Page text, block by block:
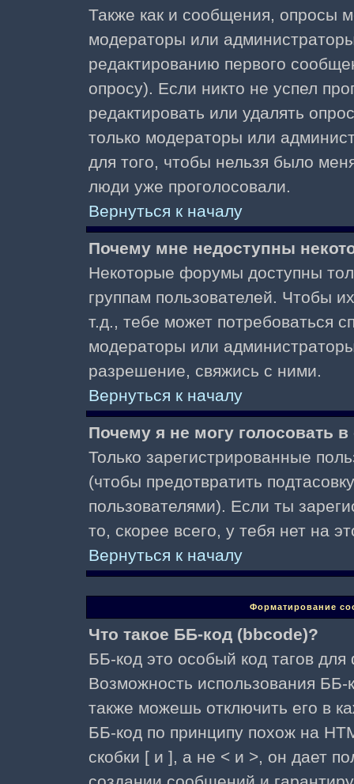
Также как и сообщения, опросы
модераторы или
редактированию первого
опросу). Если никто не успел
редактировать или удалять
только модераторы или
для того, чтобы нельзя было
люди уже проголосовали.
Вернуться к началу
Почему мне недоступны
Некоторые форумы доступны
группам пользователей. Чтобы
т.д., тебе может потребоваться
модераторы или
разрешение, свяжись с ними.
Вернуться к началу
Почему я не могу голосовать
Только зарегистрированные
(чтобы предотвратить
пользователями). Если ты
то, скорее всего, у тебя нет на
Вернуться к началу
Форматирование
Что такое ББ-код (bbcode)?
ББ-код это особый код тагов
Возможность использования
также можешь отключить его в
ББ-код по принципу похож на
скобки [ и ], а не < и >, он дает